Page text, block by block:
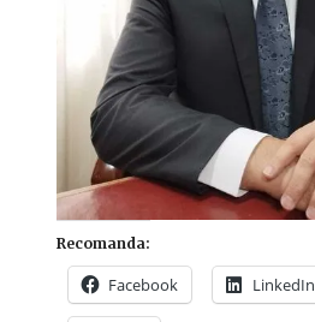
Recomanda:
Facebook LinkedIn